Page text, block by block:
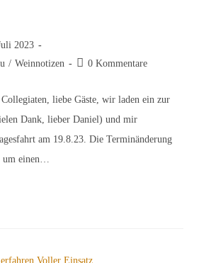
2023
/ Weinnotizen
Beitrags-
0 Kommentare
liebe Gäste, wir laden ein zur
Dank, lieber Daniel) und mir
am 19.8.23. Die Terminänderung
einen…